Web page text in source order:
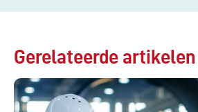
Gerelateerde artikelen